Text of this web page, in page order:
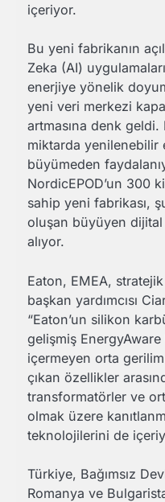
içeriyor.
Bu yeni fabrikanın
Zeka (AI)
enerjiye yönelik
yeni veri merkezi
artmasına denk
miktarda yenilenebilir
büyümeden
NordicEPOD’un 300
sahip yeni fabrikası,
oluşan büyüyen
alıyor.
Eaton, EMEA,
başkan yardımcısı
“Eaton’un silikon
gelişmiş EnergyAware
içermeyen orta
çıkan özellikler
transformatörler ve
olmak üzere
teknolojilerini de
Türkiye, Bağımsız
Romanya ve